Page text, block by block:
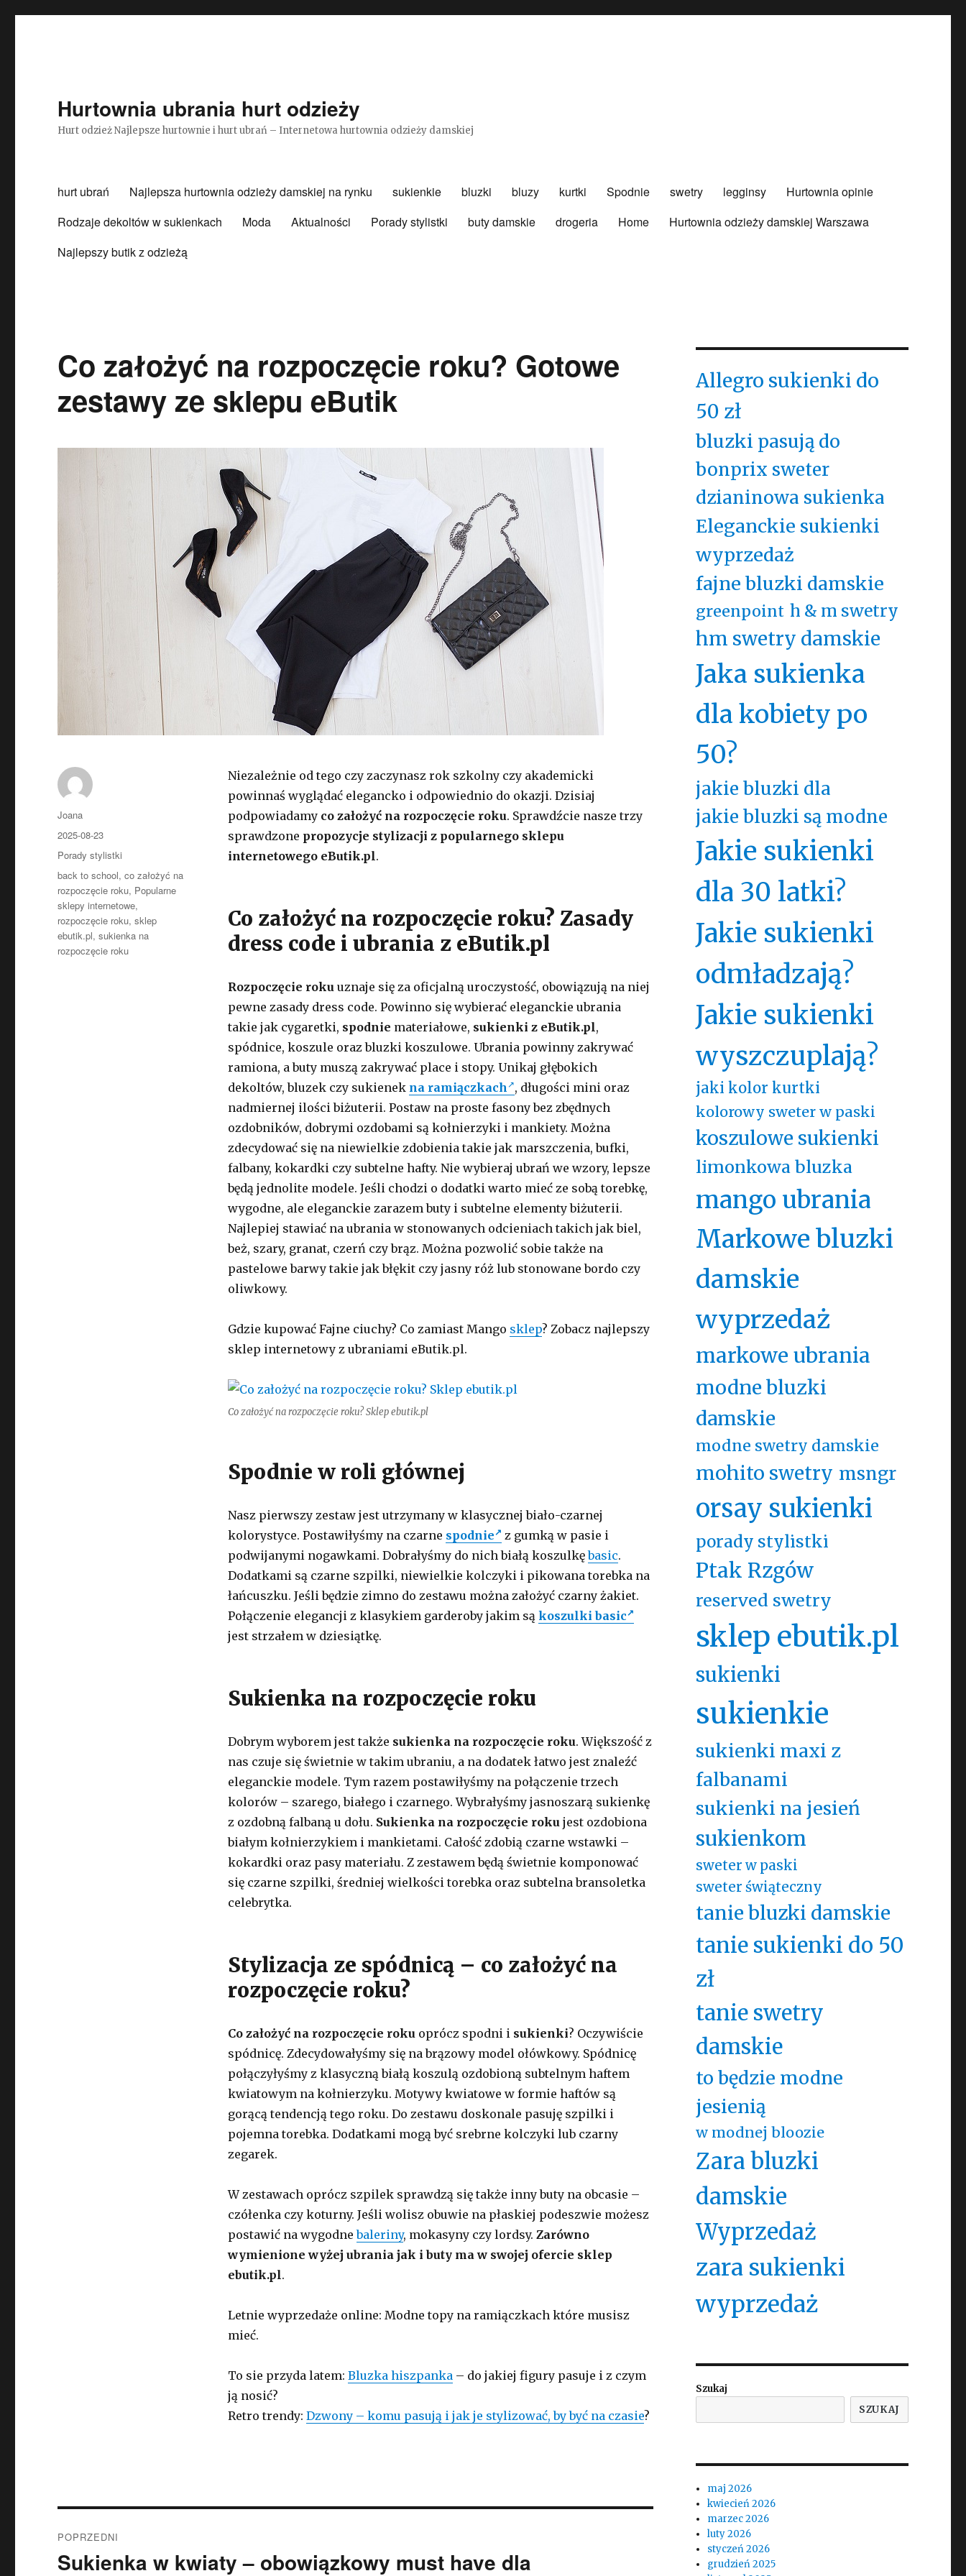
Hurtownia ubrania hurt odzieży
Hurt odzież Najlepsze hurtownie i hurt ubrań – Internetowa hurtownia odzieży damskiej
hurt ubrań Najlepsza hurtownia odzieży damskiej na rynku sukienkie bluzki bluzy kurtki Spodnie swetry legginsy
Hurtownia opinie
Rodzaje dekoltów w sukienkach
Moda Aktualności Porady stylistki buty damskie drogeria Home
Hurtownia odzieży damskiej Warszawa
Najlepszy butik z odzieżą
Co założyć na rozpoczęcie roku? Gotowe
zestawy ze sklepu eButik
Niezależnie od tego czy zaczynasz rok szkolny czy akademicki
powinnaś wyglądać elegancko i odpowiednio do okazji. Dzisiaj
podpowiadamy co założyć na rozpoczęcie roku. Sprawdźcie nasze trzy
sprawdzone propozycje stylizacji z popularnego sklepu
internetowego eButik.pl.
Co założyć na rozpoczęcie roku? Zasady
dress code i ubrania z eButik.pl
Rozpoczęcie rokuuznaje się za oficjalną uroczystość, obowiązują na niej
pewne zasady dress code. Powinno się wybierać eleganckie ubrania
takie jak cygaretki, spodnie materiałowe, sukienki z eButik.pl,
spódnice, koszule oraz bluzki koszulowe. Ubrania powinny zakrywać
ramiona, a buty muszą zakrywać place i stopy. Unikaj głębokich
dekoltów, bluzek czy sukienek na ramiączkach , długości mini oraz
nadmiernej ilości biżuterii. Postaw na proste fasony bez zbędnych
ozdobników, dobrymi ozdobami są kołnierzyki i mankiety. Można
zdecydować się na niewielkie zdobienia takie jak marszczenia, bufki,
falbany, kokardki czy subtelne hafty. Nie wybieraj ubrań we wzory, lepsze
będą jednolite modele. Jeśli chodzi o dodatki warto mieć ze sobą torebkę,
wygodne, ale eleganckie zarazem buty i subtelne elementy biżuterii.
Najlepiej stawiać na ubrania w stonowanych odcieniach takich jak biel,
beż, szary, granat, czerń czy brąz. Można pozwolić sobie także na
pastelowe barwy takie jak błękit czy jasny róż lub stonowane bordo czy
oliwkowy.
Gdzie kupować Fajne ciuchy? Co zamiast Mango sklep? Zobacz najlepszy
sklep internetowy z ubraniami eButik.pl.
Co założyć na rozpoczęcie roku? Sklep ebutik.pl
Spodnie w roli głównej
Nasz pierwszy zestaw jest utrzymany w klasycznej biało-czarnej
kolorystyce. Postawiłyśmy na czarne spodnie
z gumką w pasie i
podwijanymi nogawkami. Dobrałyśmy do nich białą koszulkębasic.
Dodatkami są czarne szpilki, niewielkie kolczyki i pikowana torebka na
łańcuszku. Jeśli będzie zimno do zestawu można założyć czarny żakiet.
Połączenie elegancji z klasykiem garderoby jakim są koszulki basic
jest strzałem w dziesiątkę.
Sukienka na rozpoczęcie roku
Dobrym wyborem jest także sukienka na rozpoczęcie roku. Większość z
nas czuje się świetnie w takim ubraniu, a na dodatek łatwo jest znaleźć
eleganckie modele. Tym razem postawiłyśmy na połączenie trzech
kolorów – szarego, białego i czarnego. Wybrałyśmy jasnoszarą sukienkę
z ozdobną falbaną u dołu. Sukienka na rozpoczęcie rokujest ozdobiona
białym kołnierzykiem i mankietami. Całość zdobią czarne wstawki –
kokardki oraz pasy materiału. Z zestawem będą świetnie komponować
się czarne szpilki, średniej wielkości torebka oraz subtelna bransoletka
celebrytka.
Stylizacja ze spódnicą – co założyć na
rozpoczęcie roku?
Co założyć na rozpoczęcie rokuoprócz spodni i sukienki? Oczywiście
spódnicę. Zdecydowałyśmy się na brązowy model ołówkowy. Spódnicę
połączyłyśmy z klasyczną białą koszulą ozdobioną subtelnym haftem
kwiatowym na kołnierzyku. Motywy kwiatowe w formie haftów są
gorącą tendencją tego roku. Do zestawu doskonale pasuję szpilki i
pojemna torebka. Dodatkami mogą być srebrne kolczyki lub czarny
zegarek.
W zestawach oprócz szpilek sprawdzą się także inny buty na obcasie –
czółenka czy koturny. Jeśli wolisz obuwie na płaskiej podeszwie możesz
postawić na wygodnebaleriny, mokasyny czy lordsy. Zarówno
wymienione wyżej ubrania jak i buty ma w swojej ofercie sklep
ebutik.pl.
Letnie wyprzedaże online: Modne topy na ramiączkach które musisz
mieć.
To sie przyda latem: Bluzka hiszpanka– do jakiej figury pasuje i z czym
ją nosić?
Retro trendy: Dzwony – komu pasują i jak je stylizować, by być na czasie?
Autor
Joana
Opublikowano
2025-08-23
Kategorie
Porady stylistki
Tagi
back to school,co założyć na
rozpoczęcie roku, Popularne
sklepy internetowe,
rozpoczęcie roku,sklep
ebutik.pl,sukienka na
rozpoczęcie roku
wpisu
POPRZEDNI
Poprzedni
Sukienka w kwiaty – obowiązkowy must have dla
Allegro sukienki do
50 zł
bluzki pasują do
bonprix sweter
dzianinowa sukienka
Eleganckie sukienki
wyprzedaż
fajne bluzki damskie
greenpoint h & m swetry
hm swetry damskie
Jaka sukienka
dla kobiety po
50?
jakie bluzki dla
jakie bluzki są modne
Jakie sukienki
dla 30 latki?
Jakie sukienki
odmładzają?
Jakie sukienki
wyszczuplają?
jaki kolor kurtki
kolorowy sweter w paski
koszulowe sukienki
limonkowa bluzka
mango ubrania
Markowe bluzki
damskie
wyprzedaż
markowe ubrania
modne bluzki
damskie
modne swetry damskie
mohito swetry msngr
orsay sukienki
porady stylistki
Ptak Rzgów
reserved swetry
sklep ebutik.pl
sukienki
sukienkie
sukienki maxi z
falbanami
sukienki na jesień
sukienkom
sweter w paski
sweter świąteczny
tanie bluzki damskie
tanie sukienki do 50
zł
tanie swetry
damskie
to będzie modne
jesienią
w modnej bloozie
Zara bluzki
damskie
Wyprzedaż
zara sukienki
wyprzedaż
Szukaj
SZUKAJ
maj 2026
kwiecień 2026
marzec 2026
luty 2026
styczeń 2026
grudzień 2025